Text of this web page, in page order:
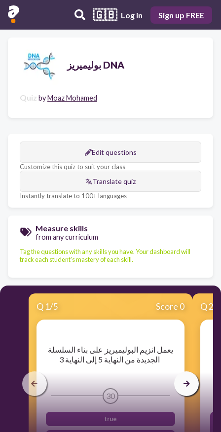
🇬🇧 Log in Sign up FREE
بوليميريز DNA
Quiz byMoaz Mohamed
Edit questions
Customize this quiz to suit your class
Translate quiz
Instantly translate to 100+ languages
Measure skills
from any curriculum
Tag the questions with any skills you have. Your dashboard will
track each student's mastery of each skill.
Q 1/5 Score 0
​يعمل انزيم البوليميريز على بناء السلسلة
30
true
Q2